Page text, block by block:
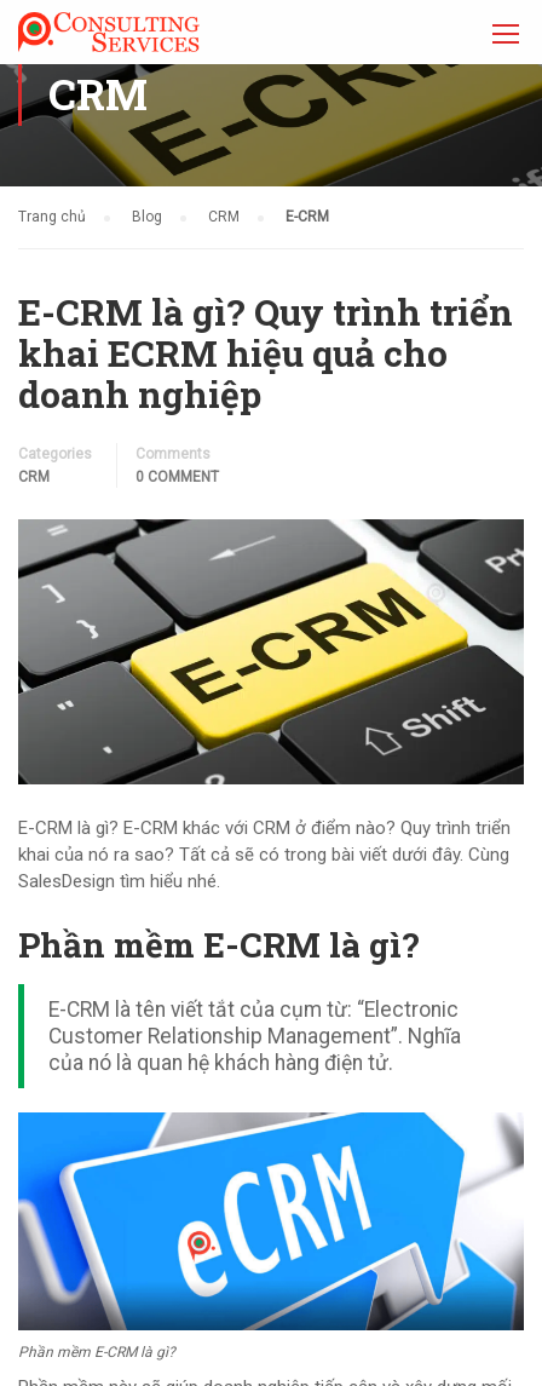
CRM
Trang chủ Blog CRM E-CRM
E-CRM là gì? Quy trình triển
khai ECRM hiệu quả cho
doanh nghiệp
Categories
CRM
Comments
0 COMMENT
E-CRM là gì? E-CRM khác với CRM ở điểm nào? Quy trình triển
khai của nó ra sao? Tất cả sẽ có trong bài viết dưới đây. Cùng
SalesDesign tìm hiểu nhé.
Phần mềm E-CRM là gì?
E-CRM là tên viết tắt của cụm từ: “Electronic
Customer Relationship Management”. Nghĩa
của nó là quan hệ khách hàng điện tử.
Phần mềm E-CRM là gì?